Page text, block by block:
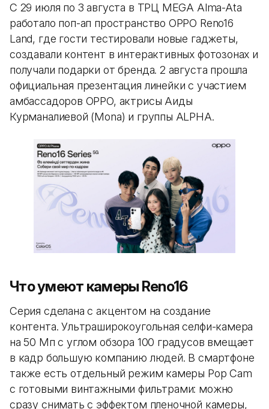
С 29 июля по 3 августа в ТРЦ MEGA Alma-Ata
работало поп-ап пространство OPPO Reno16
Land, где гости тестировали новые гаджеты,
создавали контент в интерактивных фотозонах и
получали подарки от бренда. 2 августа прошла
официальная презентация линейки с участием
амбассадоров OPPO, актрисы Аиды
Курманалиевой (Mona) и группы ALPHA.
Что умеют камеры Reno16
Серия сделана с акцентом на создание
контента. Ультраширокоугольная селфи-камера
на 50 Мп с углом обзора 100 градусов вмещает
в кадр большую компанию людей. В смартфоне
также есть отдельный режим камеры Pop Cam
с готовыми винтажными фильтрами: можно
сразу снимать с эффектом пленочной камеры,